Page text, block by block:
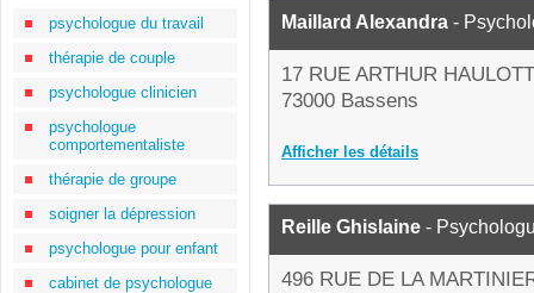
psychologue du travail
thérapie de couple
psychologue clinicien
psychologue
comportementaliste
thérapie de groupe
soigner la dépression
psychologue pour enfant
cabinet de psychologue
Maillard Alexandra -
17 RUE ARTHUR
73000 Bassens
Afficher les détails
Reille Ghislaine -
496 RUE DE LA